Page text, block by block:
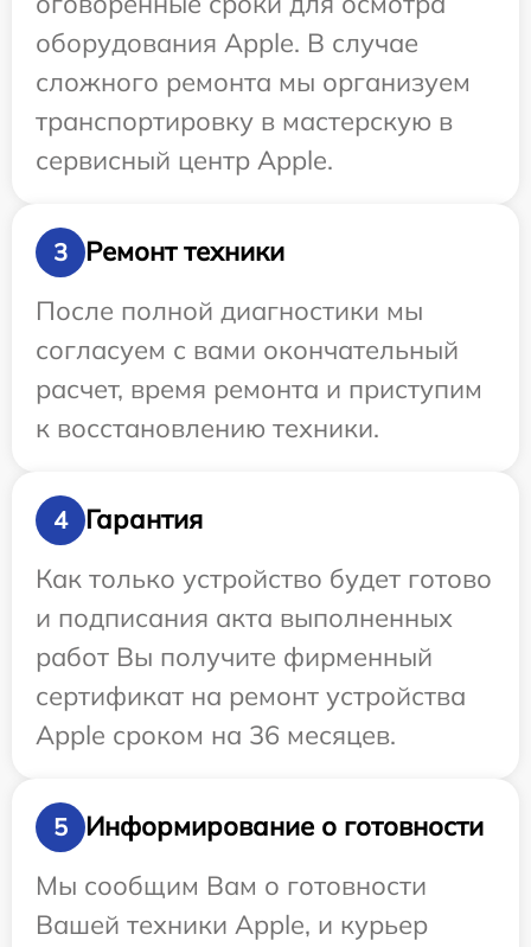
оборудования Apple. В случае
сложного ремонта мы организуем
транспортировку в мастерскую в
сервисный центр Apple.
3
Ремонт техники
После полной диагностики мы
согласуем с вами окончательный
расчет, время ремонта и приступим
к восстановлению техники.
4
Гарантия
Как только устройство будет готово
и подписания акта выполненных
работ Вы получите фирменный
сертификат на ремонт устройства
Apple сроком на 36 месяцев.
5
Информирование о готовности
Мы сообщим Вам о готовности
Вашей техники Apple, и курьер